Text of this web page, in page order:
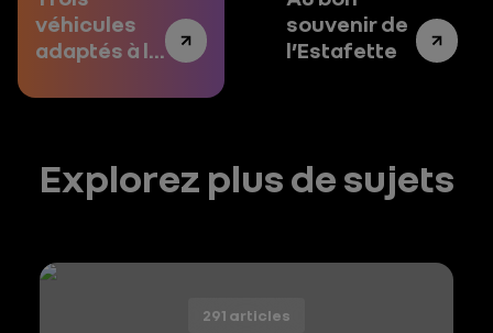
véhicules
adaptés à la
dernier
souvenir de
l’Estafette
Explorez plus de sujets
291 articles